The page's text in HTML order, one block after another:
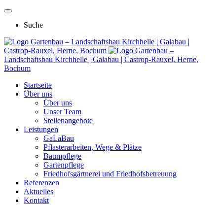
Suche
Gartenbau – Landschaftsbau Kirchhelle | Galabau |
Castrop-Rauxel, Herne, Bochum
Gartenbau –
Landschaftsbau Kirchhelle | Galabau | Castrop-Rauxel, Herne,
Bochum
Startseite
Über uns
Über uns
Unser Team
Stellenangebote
Leistungen
GaLaBau
Pflasterarbeiten, Wege & Plätze
Baumpflege
Gartenpflege
Friedhofsgärtnerei und Friedhofsbetreuung
Referenzen
Aktuelles
Kontakt